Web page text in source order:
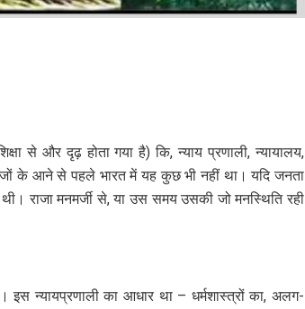
से और दृढ़ होता गया है) कि, न्याय प्रणाली, न्यायालय,
के आने से पहले भारत में यह कुछ भी नहीं था। यदि जनता
राजा मनमर्जी से, या उस समय उसकी जो मनस्थिति रही
इस न्यायप्रणाली का आधार था – धर्मशास्त्रों का, अलग-